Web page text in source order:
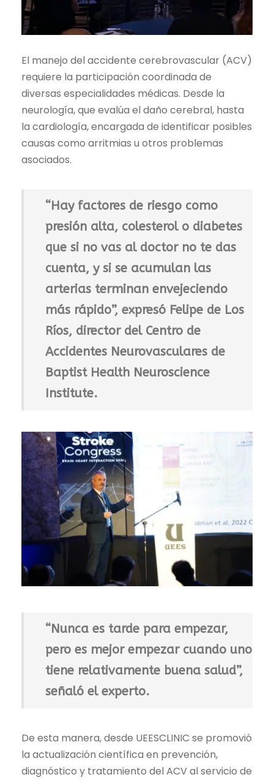
El manejo del accidente cerebrovascular (ACV)
requiere la participación coordinada de
diversas especialidades médicas. Desde la
neurología, que evalúa el daño cerebral, hasta
la cardiología, encargada de identificar posibles
causas como arritmias u otros problemas
asociados.
“Hay factores de riesgo como
presión alta, colesterol o diabetes
que si no vas al doctor no te das
cuenta, y si se acumulan las
arterias terminan envejeciendo
más rápido”, expresó Felipe de Los
Ríos, director del Centro de
Accidentes Neurovasculares de
Baptist Health Neuroscience
Institute.
“Nunca es tarde para empezar,
pero es mejor empezar cuando uno
tiene relativamente buena salud”,
señaló el experto.
De esta manera, desde UEESCLINIC se promovió
la actualización científica en prevención,
diagnóstico y tratamiento del ACV al servicio de